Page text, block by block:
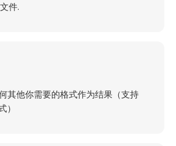
件.
其他你需要的格式作为结果（支持
）